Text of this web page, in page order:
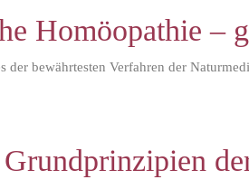
Homöopathie –
der bewährtesten Verfahren der